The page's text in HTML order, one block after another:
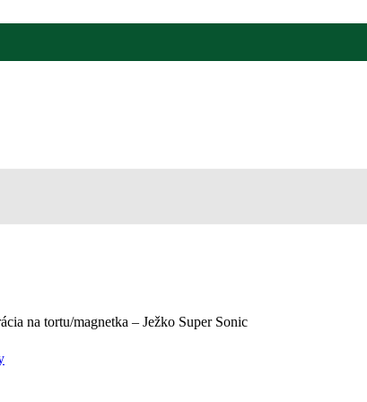
na tortu/magnetka – Ježko Super Sonic